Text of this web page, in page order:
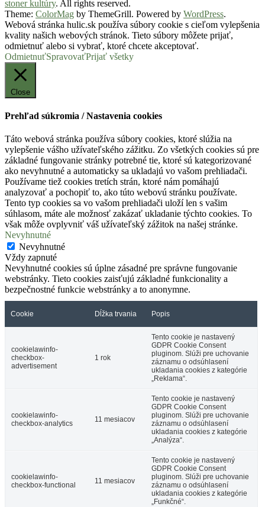
stoner kultúry. All rights reserved.
Theme: ColorMag by ThemeGrill. Powered by WordPress.
Webová stránka hulic.sk používa súbory cookie s cieľom vylepšenia
kvality našich webových stránok. Tieto súbory môžete prijať,
odmietnuť alebo si vybrať, ktoré chcete akceptovať.
OdmietnuťSpravovaťPrijať všetky
Close
Prehľad súkromia / Nastavenia cookies
Táto webová stránka používa súbory cookies, ktoré slúžia na
vylepšenie vášho užívateľského zážitku. Zo všetkých cookies sú pre
základné fungovanie stránky potrebné tie, ktoré sú kategorizované
ako nevyhnutné a automaticky sa ukladajú vo vašom prehliadači.
Používame tiež cookies tretích strán, ktoré nám pomáhajú
analyzovať a pochopiť to, ako túto webovú stránku používate.
Tento typ cookies sa vo vašom prehliadači uloží len s vašim
súhlasom, máte ale možnosť zakázať ukladanie týchto cookies. To
však môže ovplyvniť váš užívateľský zážitok na našej stránke.
Nevyhnutné
Nevyhnutné
Vždy zapnuté
Nevyhnutné cookies sú úplne zásadné pre správne fungovanie
webstránky. Tieto cookies zaisťujú základné funkcionality a
bezpečnostné funkcie webstránky a to anonymne.
Cookie Dĺžka trvania Popis
cookielawinfo-
checkbox-
advertisement
1 rok
Tento cookie je nastavený
GDPR Cookie Consent
pluginom. Slúži pre uchovanie
záznamu o odsúhlasení
ukladania cookies z kategórie
„Reklama“.
cookielawinfo-
checkbox-analytics
11 mesiacov
Tento cookie je nastavený
GDPR Cookie Consent
pluginom. Slúži pre uchovanie
záznamu o odsúhlasení
ukladania cookies z kategórie
„Analýza“.
cookielawinfo-
checkbox-functional
11 mesiacov
Tento cookie je nastavený
GDPR Cookie Consent
pluginom. Slúži pre uchovanie
záznamu o odsúhlasení
ukladania cookies z kategórie
„Funkčné“.